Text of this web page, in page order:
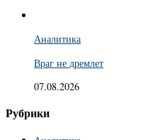
Аналитика
Враг не дремлет
07.08.2026
Рубрики